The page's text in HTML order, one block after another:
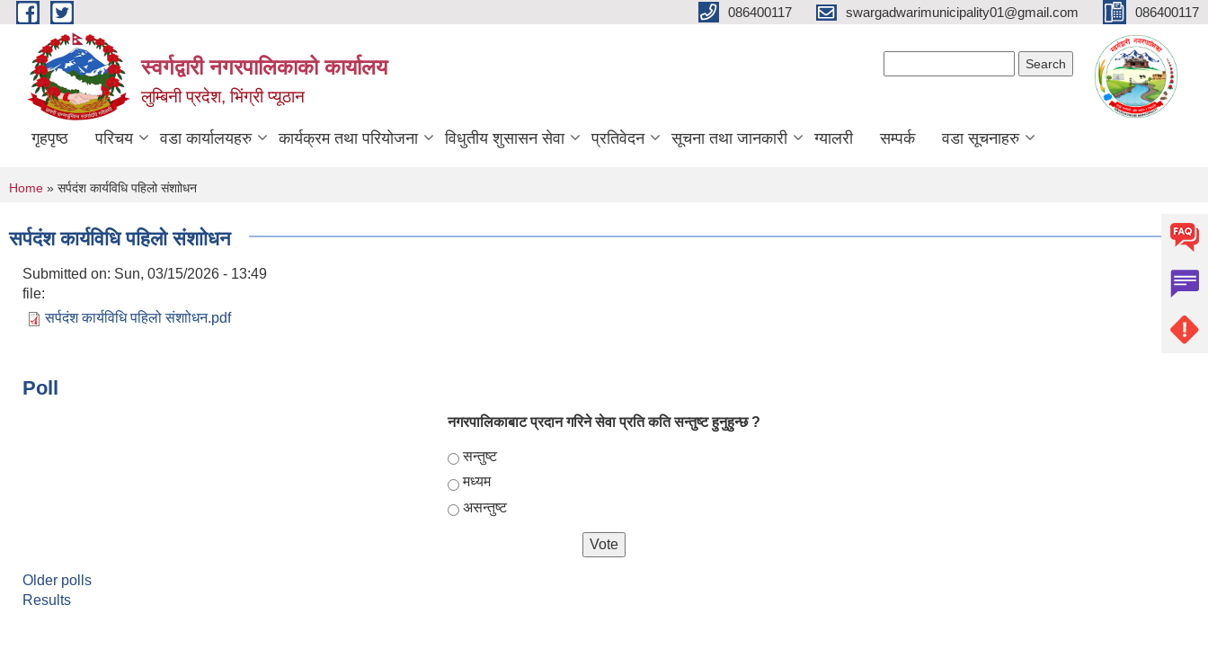
Skip to main content 086400117 swargadwarimunicipality01@gmail.com 086400117
स्वर्गद्वारी नगरपालिकाको कार्यालय
लुम्बिनी प्रदेश, भिंग्री प्यूठान
गृहपृष्ठ परिचय वडा कार्यालयहरु कार्यक्रम तथा परियोजना विधुतीय शुसासन सेवा प्रतिवेदन सूचना तथा जानकारी ग्यालरी सम्पर्क वडा सूचनाहरु
You are here
Home » सर्पदंश कार्यविधि पहिलो संशाोधन
सर्पदंश कार्यविधि पहिलो संशाोधन
Submitted on: Sun, 03/15/2026 - 13:49
file:
सर्पदंश कार्यविधि पहिलो संशाोधन.pdf
Poll
नगरपालिकाबाट प्रदान गरिने सेवा प्रति कति सन्तुष्ट हुनुहुन्छ ?
Choices
सन्तुष्ट
मध्यम
असन्तुष्ट
Older polls
Results